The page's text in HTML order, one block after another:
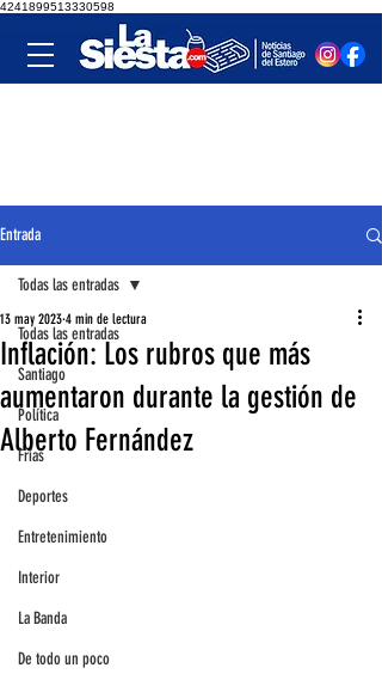
4241899513330598
Entrada
Todas las entradas
Santiago
Política
Frías
Deportes
Entretenimiento
Interior
La Banda
De todo un poco
Todas las entradas
Inflación: Los rubros que más
aumentaron durante la gestión de
Alberto Fernández
13 may 2023 4 min de lectura